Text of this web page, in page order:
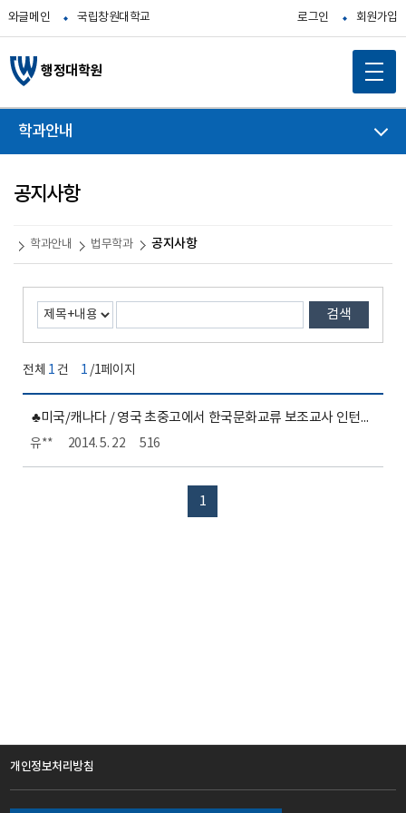
와글메인 국립창원대학교 로그인 회원가입
행정대학원
학과안내
공지사항
학과안내 법무학과 공지사항
검색
전체 1 건 1 /1페이지
♣미국/캐나다 / 영국 초중고에서 한국문화교류 보조교사 인턴쉽♣
유** 2014. 5. 22 516
1
개인정보처리방침